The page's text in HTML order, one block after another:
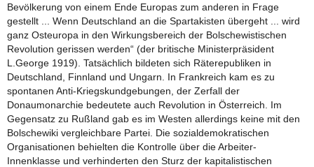
Bevölkerung von einem Ende Europas zum anderen in Frage
gestellt ... Wenn Deutschland an die Spartakisten übergeht ... wird
ganz Osteuropa in den Wirkungsbereich der Bolschewistischen
Revolution gerissen werden“ (der britische Ministerpräsident
L.George 1919). Tatsächlich bildeten sich Räterepubliken in
Deutschland, Finnland und Ungarn. In Frankreich kam es zu
spontanen Anti-Kriegskundgebungen, der Zerfall der
Donaumonarchie bedeutete auch Revolution in Österreich. Im
Gegensatz zu Rußland gab es im Westen allerdings keine mit den
Bolschewiki vergleichbare Partei. Die sozialdemokratischen
Organisationen behielten die Kontrolle über die Arbeiter-
Innenklasse und verhinderten den Sturz der kapitalistischen